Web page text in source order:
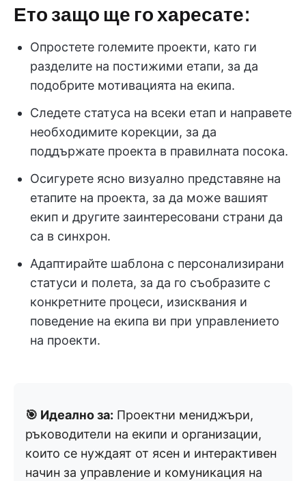
Ето защо ще го харесате:
Опростете големите проекти, като ги
разделите на постижими етапи, за да
подобрите мотивацията на екипа.
Следете статуса на всеки етап и направете
необходимите корекции, за да
поддържате проекта в правилната посока.
Осигурете ясно визуално представяне на
етапите на проекта, за да може вашият
екип и другите заинтересовани страни да
са в синхрон.
Адаптирайте шаблона с персонализирани
статуси и полета, за да го съобразите с
конкретните процеси, изисквания и
поведение на екипа ви при управлението
на проекти.
🎯 Идеално за: Проектни мениджъри,
ръководители на екипи и организации,
които се нуждаят от ясен и интерактивен
начин за управление и комуникация на